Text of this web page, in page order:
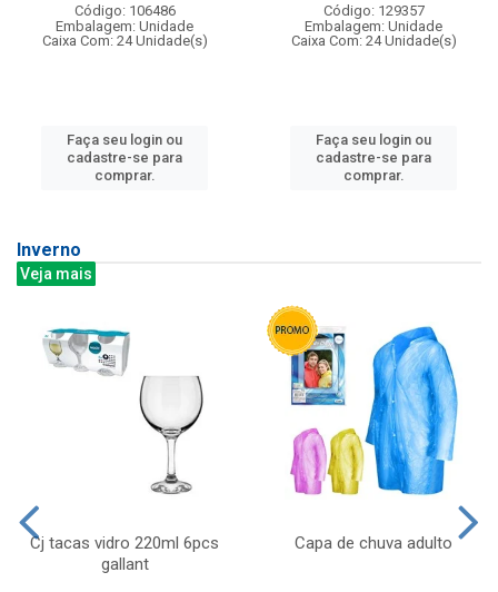
Código: 106486
Embalagem: Unidade
Caixa Com: 24 Unidade(s)
Faça seu login ou
cadastre-se para
comprar.
Código: 129357
Embalagem: Unidade
Caixa Com: 24 Unidade(s)
Faça seu login ou
cadastre-se para
comprar.
Inverno
Veja mais
Cj tacas vidro 220ml 6pcs
gallant
Capa de chuva adulto